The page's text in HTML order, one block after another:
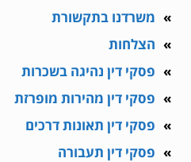
משרדנו בתקשורת
הצלחות
פסקי דין נהיגה בשכרות
פסקי דין מהירות מופרזת
פסקי דין תאונות דרכים
פסקי דין תעבורה